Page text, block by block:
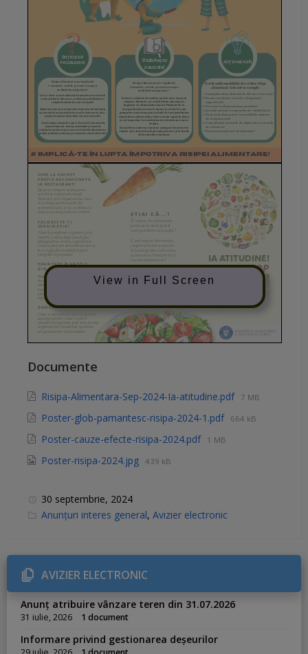
View in Full Screen
Documente
Risipa-Alimentara-Sep-2024-Ia-atitudine.pdf 7 MB
Poster-glob-pamantesc-risipa-2024-1.pdf 664 kB
Poster-cauze-efecte-risipa-2024.pdf 1 MB
Poster-risipa-2024.jpg 439 kB
30 septembrie, 2024
C
r
i
e
s
Anunțuri interes general, Avizier electronic
AVIZIER ELECTRONIC
Anunț atribuire vânzare teren din 31.07.2026
31 iulie, 2026 1 document
Informare privind gestionarea deșeurilor